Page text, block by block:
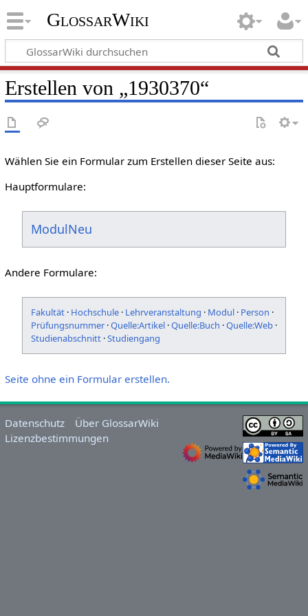
GlossarWiki
Erstellen von „1930370“
Wählen Sie ein Formular zum Erstellen dieser Seite aus:
Hauptformulare:
ModulNeu
Andere Formulare:
Fakultät · Hochschule · Lehrveranstaltung · Modul · Person ·
Prüfungsnummer ·Quelle:Artikel ·Quelle:Buch ·Quelle:Web ·
Studienabschnitt ·Studiengang
Seite ohne ein Formular erstellen.
Datenschutz
Über GlossarWiki
Lizenzbestimmungen